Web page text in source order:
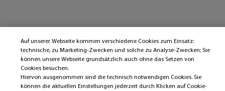
Auf unserer Webseite kommen verschiedene Cookies zum Einsatz:
technische, zu Marketing-Zwecken und solche zu Analyse-Zwecken; Sie
können unsere Webseite grundsätzlich auch ohne das Setzen von
Cookies besuchen.
Hiervon ausgenommen sind die technisch notwendigen Cookies. Sie
können die aktuellen Einstellungen jederzeit durch Klicken auf Cookie-